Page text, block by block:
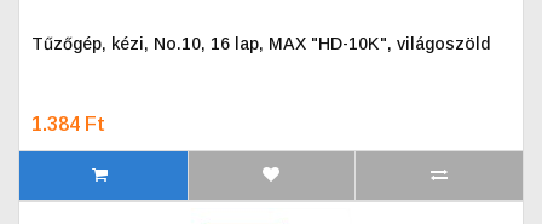
Tűzőgép, kézi, No.10, 16 lap, MAX "HD-10K", világoszöld
1.384 Ft